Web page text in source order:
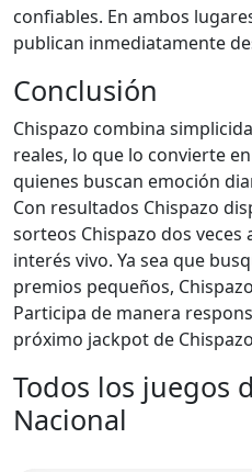
confiables. En ambos
publican inmediatamente
Conclusión
Chispazo combina
reales, lo que lo convierte
quienes buscan emoción
Con resultados Chispazo
sorteos Chispazo dos veces
interés vivo. Ya sea que
premios pequeños,
Participa de manera
próximo jackpot de
Todos los juegos
Nacional